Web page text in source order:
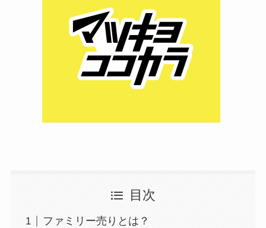
目次
ファミリー売りとは？